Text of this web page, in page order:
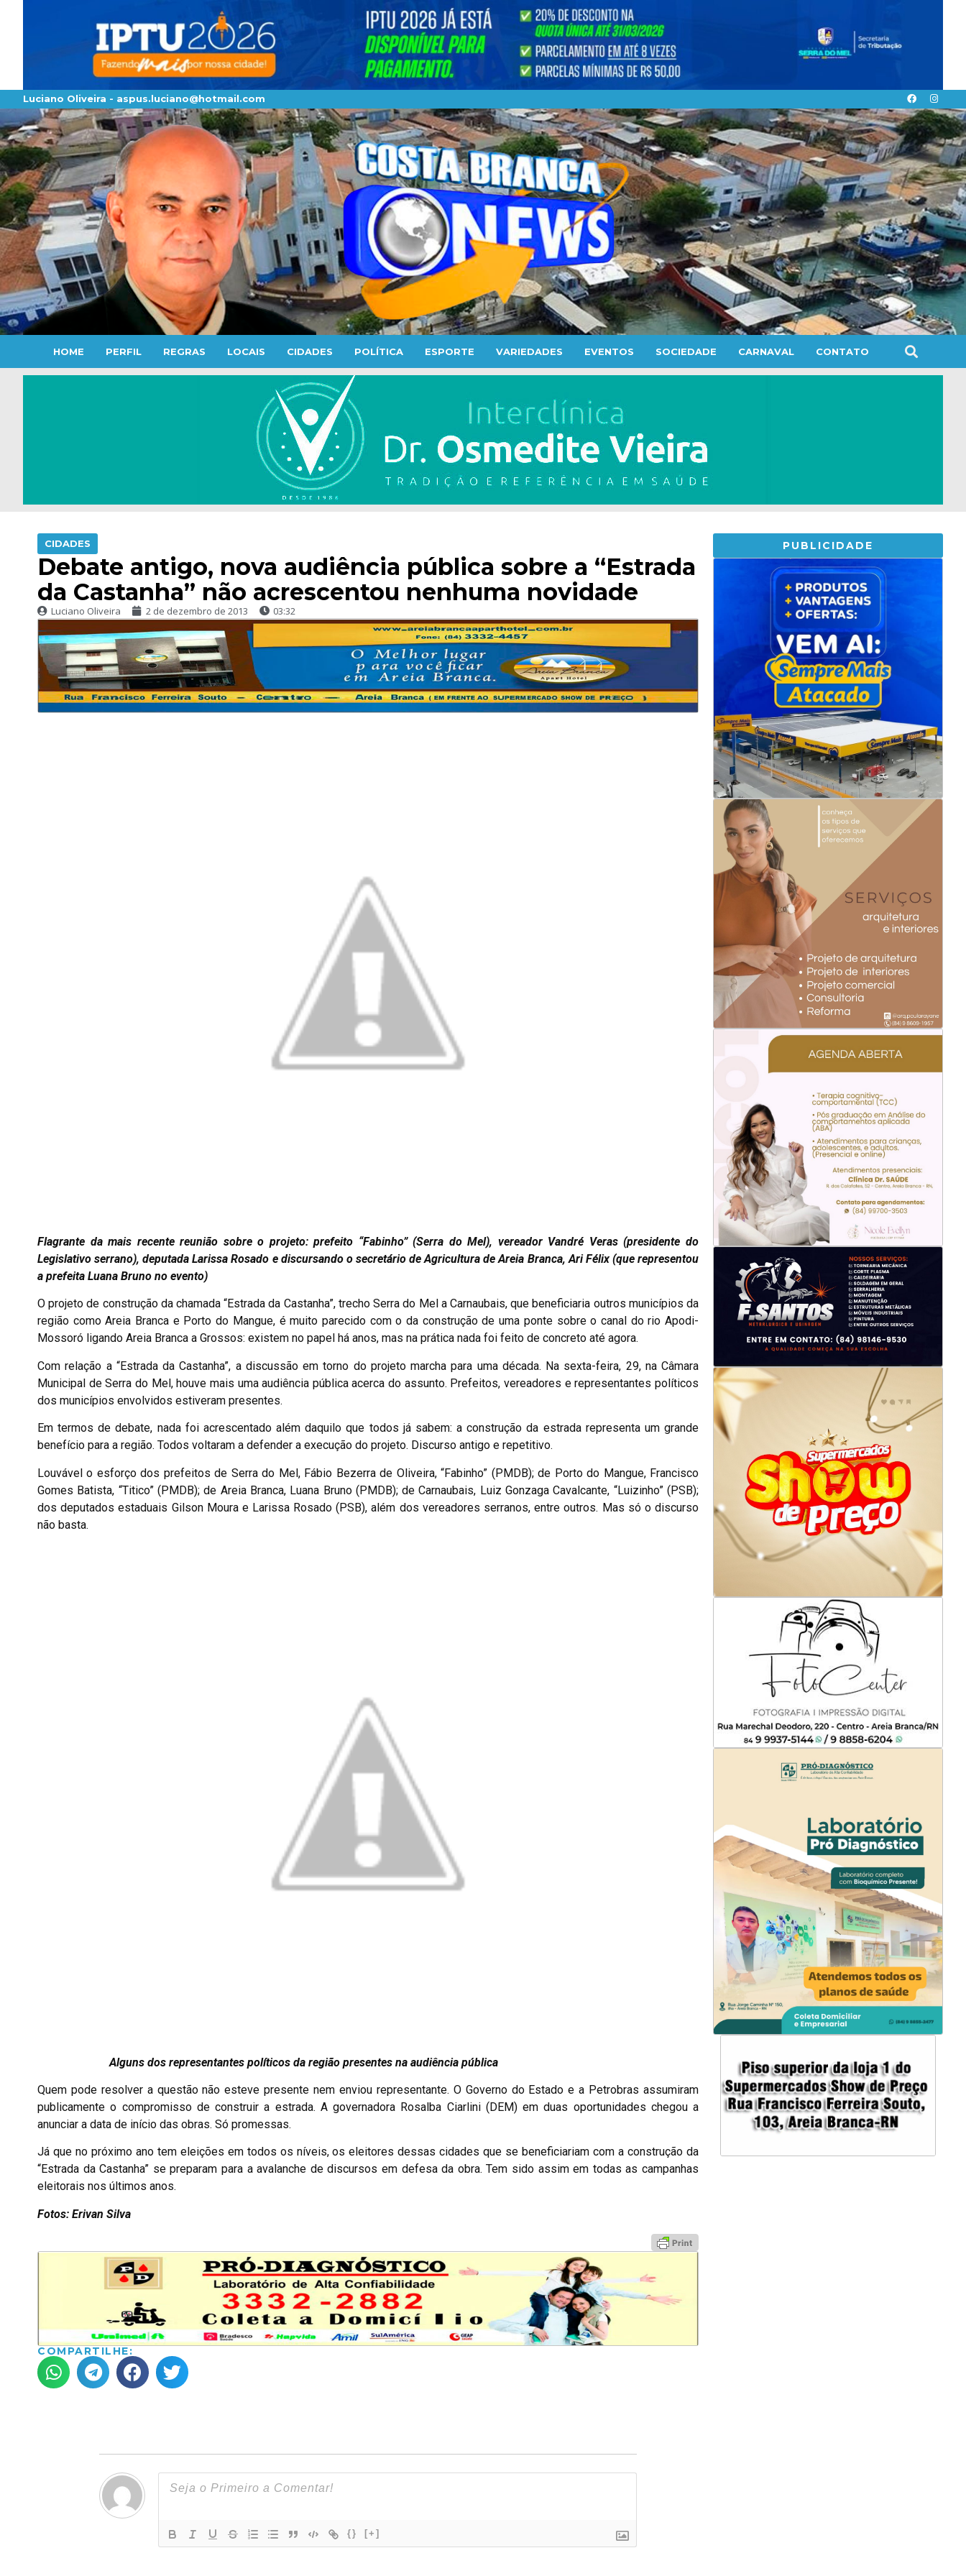
Luciano Oliveira - aspus.luciano@hotmail.com
HOME PERFIL REGRAS LOCAIS CIDADES POLÍTICA ESPORTE VARIEDADES EVENTOS SOCIEDADE CARNAVAL CONTATO
CIDADES
Debate antigo, nova audiência pública sobre a “Estrada
da Castanha” não acrescentou nenhuma novidade
Luciano Oliveira 2 de dezembro de 2013 03:32
Flagrante da mais recente reunião sobre o projeto: prefeito “Fabinho” (Serra do Mel), vereador Vandré Veras (presidente do
Legislativo serrano), deputada Larissa Rosado e discursando o secretário de Agricultura de Areia Branca, Ari Félix (que representou
a prefeita Luana Bruno no evento)
O projeto de construção da chamada “Estrada da Castanha”, trecho Serra do Mel a Carnaubais, que beneficiaria outros municípios da
região como Areia Branca e Porto do Mangue, é muito parecido com o da construção de uma ponte sobre o canal do rio Apodi-
Mossoró ligando Areia Branca a Grossos: existem no papel há anos, mas na prática nada foi feito de concreto até agora.
Com relação a “Estrada da Castanha”, a discussão em torno do projeto marcha para uma década. Na sexta-feira, 29, na Câmara
Municipal de Serra do Mel, houve mais uma audiência pública acerca do assunto. Prefeitos, vereadores e representantes políticos
dos municípios envolvidos estiveram presentes.
Em termos de debate, nada foi acrescentado além daquilo que todos já sabem: a construção da estrada representa um grande
benefício para a região. Todos voltaram a defender a execução do projeto. Discurso antigo e repetitivo.
Louvável o esforço dos prefeitos de Serra do Mel, Fábio Bezerra de Oliveira, “Fabinho” (PMDB); de Porto do Mangue, Francisco
Gomes Batista, “Titico” (PMDB); de Areia Branca, Luana Bruno (PMDB); de Carnaubais, Luiz Gonzaga Cavalcante, “Luizinho” (PSB);
dos deputados estaduais Gilson Moura e Larissa Rosado (PSB), além dos vereadores serranos, entre outros. Mas só o discurso
não basta.
Alguns dos representantes políticos da região presentes na audiência pública
Quem pode resolver a questão não esteve presente nem enviou representante. O Governo do Estado e a Petrobras assumiram
publicamente o compromisso de construir a estrada. A governadora Rosalba Ciarlini (DEM) em duas oportunidades chegou a
anunciar a data de início das obras. Só promessas.
Já que no próximo ano tem eleições em todos os níveis, os eleitores dessas cidades que se beneficiariam com a construção da
“Estrada da Castanha” se preparam para a avalanche de discursos em defesa da obra. Tem sido assim em todas as campanhas
eleitorais nos últimos anos.
Fotos: Erivan Silva
COMPARTILHE:
{} [+]
PUBLICIDADE